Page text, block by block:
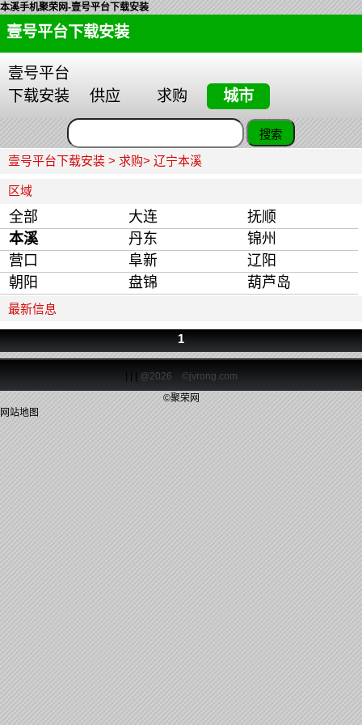
本溪手机聚荣网-壹号平台下载安装
壹号平台下载安装
壹号平台
下载安装
供应 求购 城市
壹号平台下载安装> 求购> 辽宁本溪
区域
全部 大连
抚顺
本溪
丹东
锦州
营口
阜新
辽阳
朝阳
盘锦 葫芦岛
最新信息
1
@2026 ©jvrong.com
©聚荣网
网站地图